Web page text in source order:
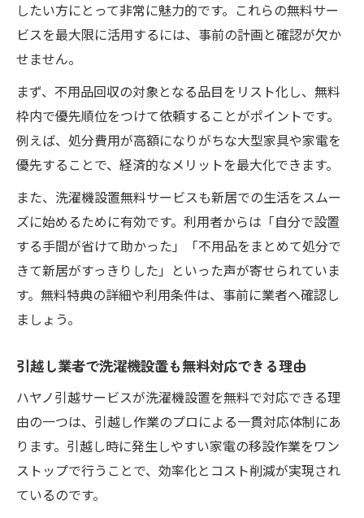
したい方にとって非常に魅力的です。これらの無料サー
ビスを最大限に活用するには、事前の計画と確認が欠か
せません。
まず、不用品回収の対象となる品目をリスト化し、無料
枠内で優先順位をつけて依頼することがポイントです。
例えば、処分費用が高額になりがちな大型家具や家電を
優先することで、経済的なメリットを最大化できます。
また、洗濯機設置無料サービスも新居での生活をスムー
ズに始めるために有効です。利用者からは「自分で設置
する手間が省けて助かった」「不用品をまとめて処分で
きて新居がすっきりした」といった声が寄せられていま
す。無料特典の詳細や利用条件は、事前に業者へ確認し
ましょう。
引越し業者で洗濯機設置も無料対応できる理由
ハヤノ引越サービスが洗濯機設置を無料で対応できる理
由の一つは、引越し作業のプロによる一貫対応体制にあ
ります。引越し時に発生しやすい家電の移設作業をワン
ストップで行うことで、効率化とコスト削減が実現され
ているのです。